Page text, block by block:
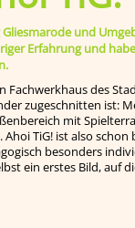
und
Erfahrung und
Fachwerkhaus des
zugeschnitten ist:
mit
TiG! ist also
besonders
ein erstes Bild, auf